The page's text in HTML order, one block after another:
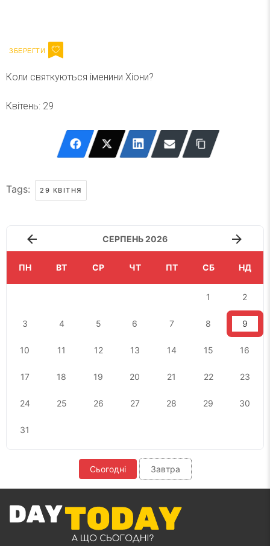
Коли святкуються іменини Хіони?
Квітень: 29
Tags: 29 КВІТНЯ
СЕРПЕНЬ 2026
ПН ВТ СР ЧТ ПТ СБ НД
1 2
3 4 5 6 7 8 9
10 11 12 13 14 15 16
17 18 19 20 21 22 23
24 25 26 27 28 29 30
31
Сьогодні Завтра